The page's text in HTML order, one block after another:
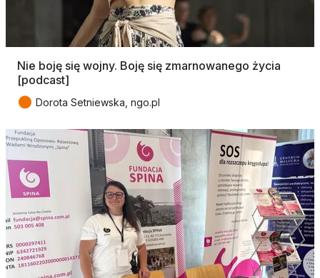
Nie boję się wojny. Boję się zmarnowanego życia
[podcast]
● Dorota Setniewska, ngo.pl